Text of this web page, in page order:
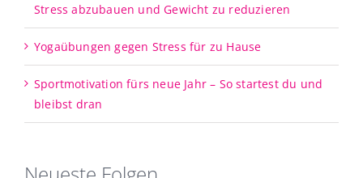
Stress abzubauen und Gewicht zu reduzieren
Yogaübungen gegen Stress für zu Hause
Sportmotivation fürs neue Jahr – So startest du und
bleibst dran